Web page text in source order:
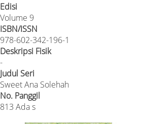
Edisi
Volume 9
ISBN/ISSN
978-602-342-196-1
Deskripsi Fisik
-
Judul Seri
Sweet Ana Solehah
No. Panggil
813 Ada s